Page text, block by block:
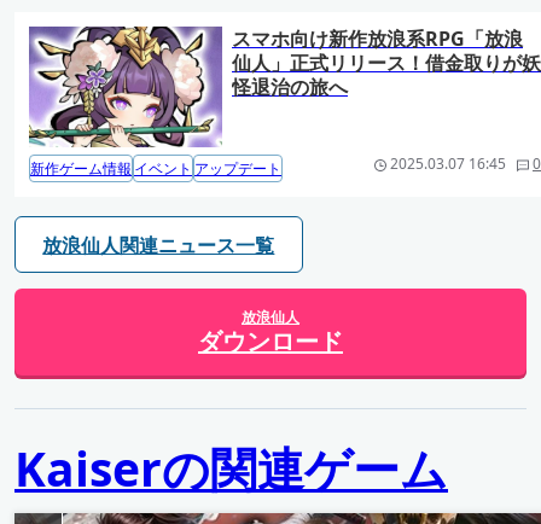
スマホ向け新作放浪系RPG「放浪
仙人」正式リリース！借金取りが妖
怪退治の旅へ
新作ゲーム情報 イベント アップデート 2025.03.07 16:45 0
放浪仙人関連ニュース一覧
放浪仙人
ダウンロード
Kaiserの関連ゲーム